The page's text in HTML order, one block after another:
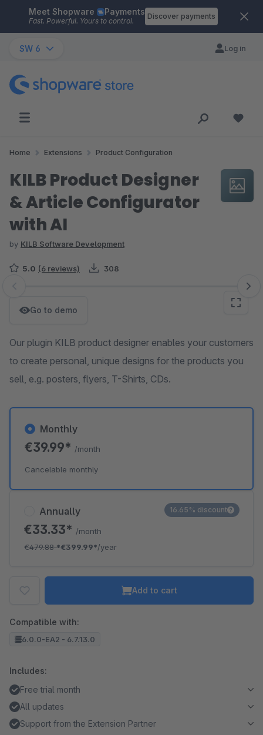
Skip to main content
Meet Shopware Payments
Fast. Powerful. Yours to control.
Discover payments
SW 6 Log in
Home Extensions Product Configuration
KILB Product Designer
& Article Configurator
with AI
by KILB Software Development
5.0 (6 reviews) 308
Skip image gallery
Go to demo
Our plugin KILB product designer enables your customers
to create personal, unique designs for the products you
sell, e.g. posters, flyers, T-Shirts, CDs.
Annually
€33.33* /month
€479.88*€399.99*/year
16.65% discount
Monthly
€39.99* /month
Cancelable monthly
Add to cart
Compatible with:
6.0.0-EA2 - 6.7.13.0
Includes:
Free trial month
All updates
Support from the Extension Partner